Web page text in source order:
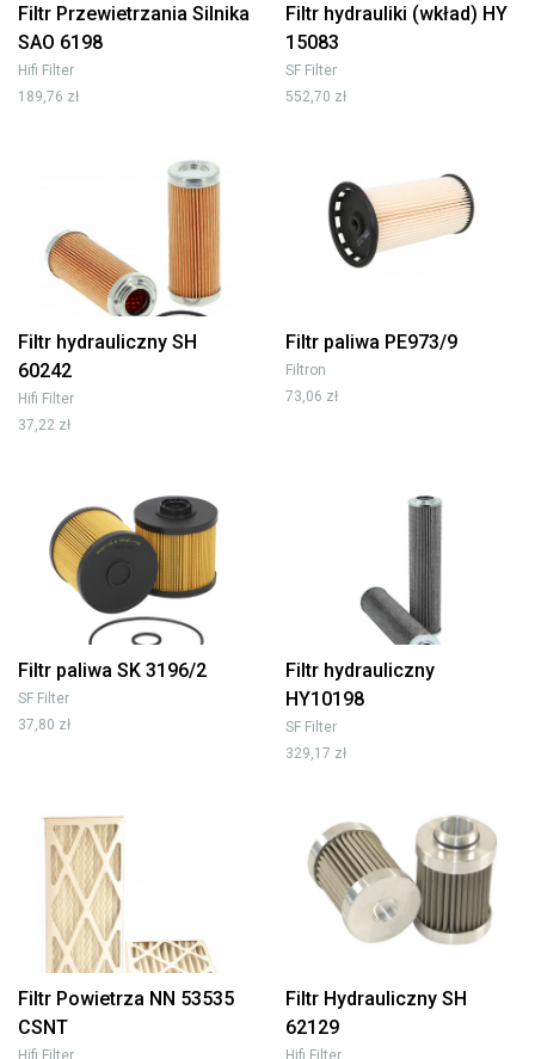
Filtr Przewietrzania Silnika
SAO 6198
Hifi Filter
189,76 zł
Filtr hydrauliki (wkład) HY
15083
SF Filter
552,70 zł
Filtr hydrauliczny SH
60242
Hifi Filter
37,22 zł
Filtr paliwa PE973/9
Filtron
73,06 zł
Filtr paliwa SK 3196/2
SF Filter
37,80 zł
Filtr hydrauliczny
HY10198
SF Filter
329,17 zł
Filtr Powietrza NN 53535
CSNT
Hifi Filter
Filtr Hydrauliczny SH
62129
Hifi Filter